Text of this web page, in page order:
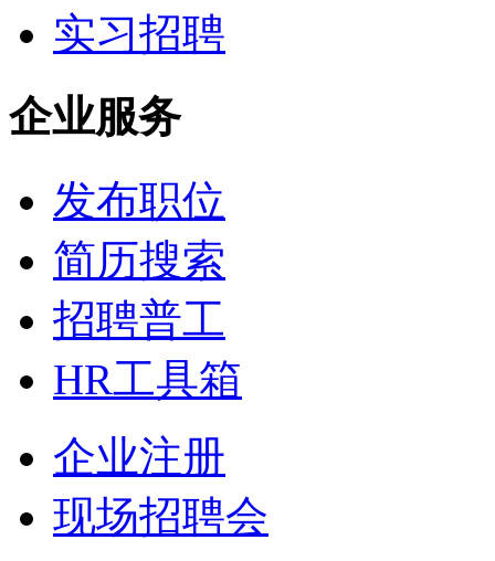
实习招聘
企业服务
发布职位
简历搜索
招聘普工
HR工具箱
企业注册
现场招聘会